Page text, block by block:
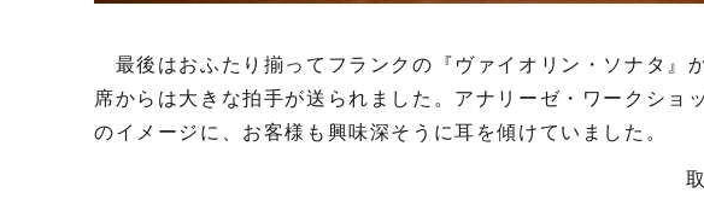
最後はおふたり揃ってフランクの『ヴァイオリン・ソナタ』
席からは大きな拍手が送られました。アナリーゼ・ワークショ
のイメージに、お客様も興味深そうに耳を傾けていました。